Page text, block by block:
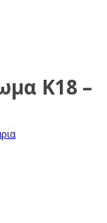
Κ18 –